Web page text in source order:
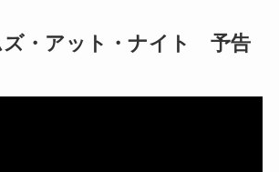
ズ・アット・ナイト 予告